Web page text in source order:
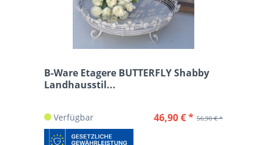
B-Ware Etagere BUTTERFLY Shabby
Landhausstil...
Verfügbar 56,90 € *
46,90 € *